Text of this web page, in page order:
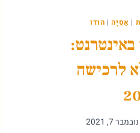
| אַסְיָה| הודו
באינטרנט:
לרכישה
נובמבר 7, 2021